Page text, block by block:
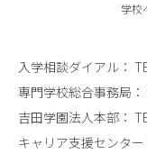
学校
入学相談ダイアル：
専門学校総合事務局：
吉田学園法人本部：
キャリア支援センター